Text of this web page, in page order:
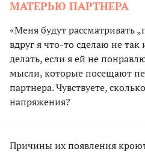
МАТЕРЬЮ ПАРТНЕРА
«Меня будут рассматривать
вдруг я что-то сделаю не
делать, если я ей не
мысли, которые посещают
партнера. Чувствуете,
напряжения?
Причины их появления